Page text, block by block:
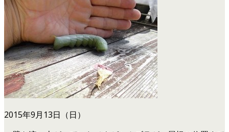
2015年9月13日（日）